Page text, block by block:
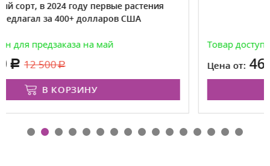
США
Товар доступен для предзаказа на май